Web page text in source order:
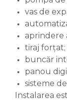
serpentina)
Boilere
caldura
Accesorii
Incalzire in
Tevi si fitinguri
Tevi si
vas de
aprindere
tiraj forțat;
buncăr
panou
sisteme
Instalarea